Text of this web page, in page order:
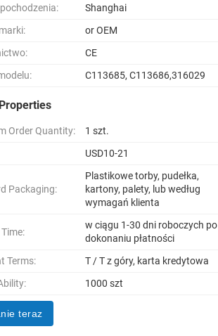
Shanghai
or OEM
CE
C113685, C113686,316029
Order Quantity:
1 szt.
USD10-21
Packaging:
Plastikowe torby, pudełka,
kartony, palety, lub według
wymagań klienta
w ciągu 1-30 dni roboczych po
dokonaniu płatności
Terms:
T / T z góry, karta kredytowa
1000 szt
teraz